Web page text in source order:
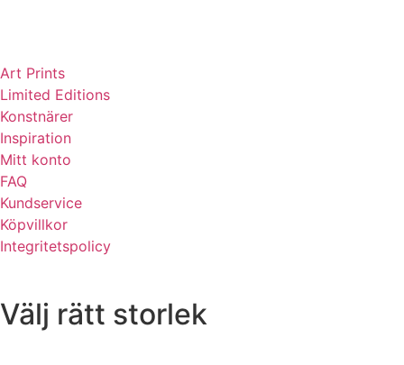
Art Prints
Limited Editions
Konstnärer
Inspiration
Mitt konto
FAQ
Kundservice
Köpvillkor
Integritetspolicy
Välj rätt storlek